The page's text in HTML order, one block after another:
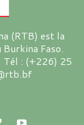
(RTB) est la
Faso.
Tél : (+226) 25